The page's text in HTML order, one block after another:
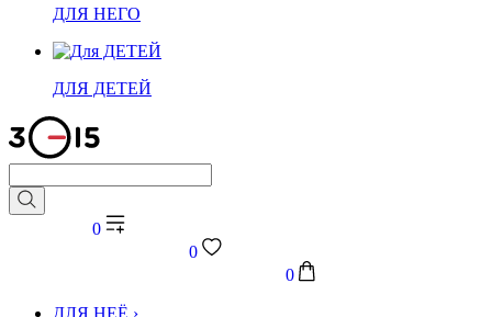
ДЛЯ НЕГО
ДЛЯ ДЕТЕЙ
0
0
0
ДЛЯ НЕЁ ›